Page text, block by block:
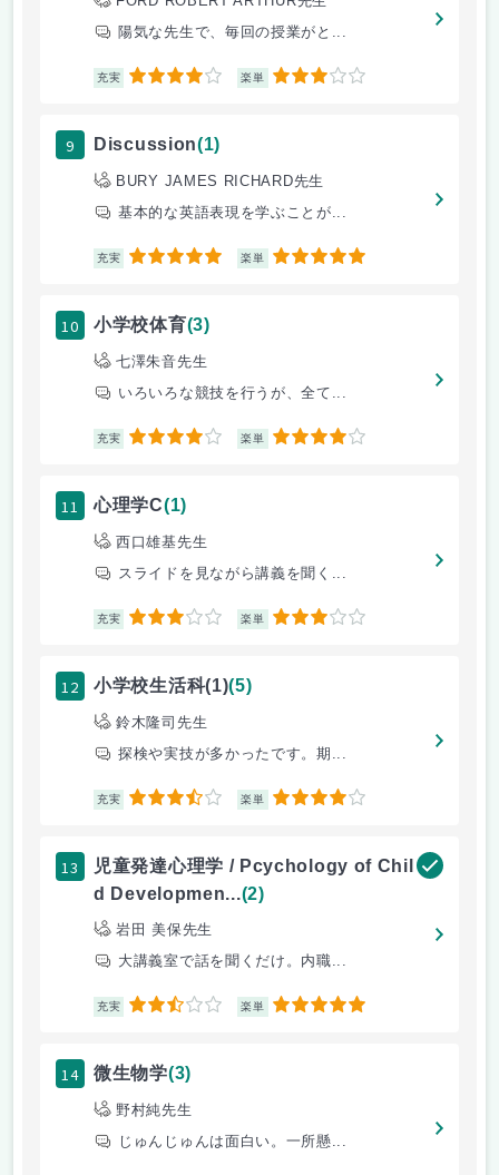
陽気な先生で、毎回の授業がと...
充実 4 楽単 3
9 Discussion(1)
BURY JAMES RICHARD先生
基本的な英語表現を学ぶことが...
充実 5 楽単 5
10 小学校体育(3)
七澤朱音先生
いろいろな競技を行うが、全て...
充実 4 楽単 4
11 心理学C(1)
西口雄基先生
スライドを見ながら講義を聞く...
充実 3 楽単 3
12 小学校生活科(1)(5)
鈴木隆司先生
探検や実技が多かったです。期...
充実 3.5 楽単 4
13
児童発達心理学 / Pcychology of Chil
d Developmen...(2)
岩田 美保先生
大講義室で話を聞くだけ。内職...
充実 2.5 楽単 5
14 微生物学(3)
野村純先生
じゅんじゅんは面白い。一所懸...